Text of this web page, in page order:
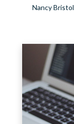
Nancy Bristol